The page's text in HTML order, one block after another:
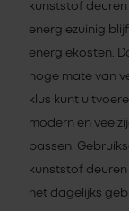
kunststof
energiezuinig
energiekosten.
hoge mate van
klus kunt
modern en
passen.
kunststof
het dagelijks